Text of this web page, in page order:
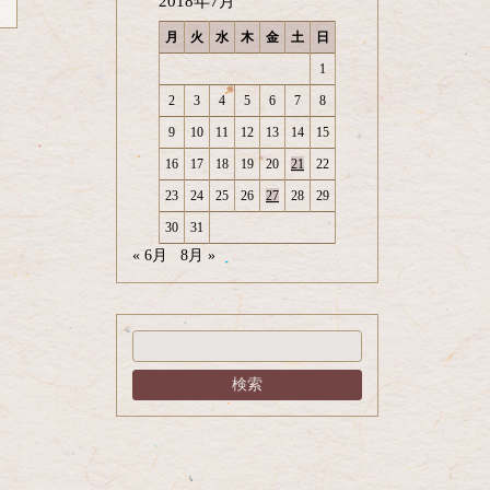
月 火 水 木 金 土 日
1
2 3 4 5 6 7 8
9 10 11 12 13 14 15
16 17 18 19 20 21 22
23 24 25 26 27 28 29
30 31
« 6月 8月 »